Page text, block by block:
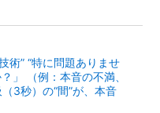
術” “特に問題ありませ
」 （例：本音の不満、
3秒）の“間”が、本音